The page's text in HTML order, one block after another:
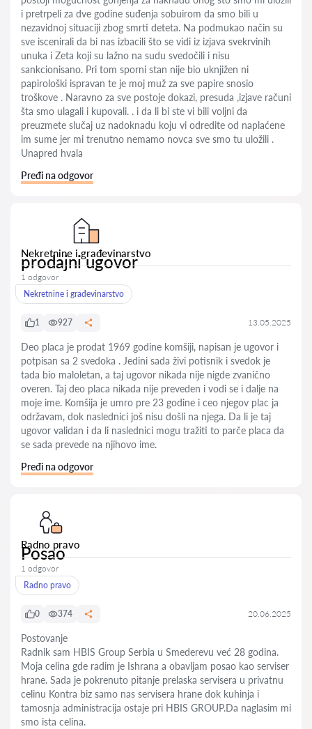
i pretrpeli za dve godine suđenja sobuirom da smo bili u
nezavidnoj situaciji zbog smrti deteta. Na podmukao način su
sve iscenirali da bi nas izbacili što se vidi iz izjava svekrvinih
unuka i Zeta koji su lažno na sudu svedočili i nisu
sankcionisano. Pri tom sporni stan nije bio uknjižen ni
papirološki ispravan te je moj muž za sve papire snosio
troškove . Naravno za sve postoje dokazi, presuda ,izjave računi
šta smo ulagali i kupovali. . i da li bi ste vi bili voljni da
preuzmete slučaj uz nadoknadu koju vi odredite od naplaćene
im sume jer mi trenutno nemamo novca sve smo tu uložili .
Unapred hvala
Pređi na odgovor
Nekretnine i građevinarstvo
prodajni ugovor
1 odgovor
Nekretnine i građevinarstvo
1 927 13.05.2025
Deo placa je prodat 1969 godine komšiji, napisan je ugovor i
potpisan sa 2 svedoka . Jedini sada živi potisnik i svedok je
tada bio maloletan, a taj ugovor nikada nije nigde zvanično
overen. Taj deo placa nikada nije preveden i vodi se i dalje na
moje ime. Komšija je umro pre 23 godine i ceo njegov plac ja
održavam, dok naslednici još nisu došli na njega. Da li je taj
ugovor validan i da li naslednici mogu tražiti to parče placa da
se sada prevede na njihovo ime.
Pređi na odgovor
Radno pravo
Posao
1 odgovor
Radno pravo
0 374 20.06.2025
Postovanje
Radnik sam HBIS Group Serbia u Smederevu već 28 godina.
Moja celina gde radim je Ishrana a obavljam posao kao serviser
hrane. Sada je pokrenuto pitanje prelaska servisera u privatnu
celinu Kontra biz samo nas servisera hrane dok kuhinja i
tamosnja administracija ostaje pri HBIS GROUP.Da naglasim mi
smo ista celina.